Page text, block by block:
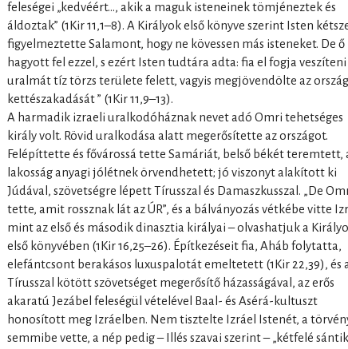
feleségei „kedvéért…, akik a maguk isteneinek tömjéneztek és
áldoztak” (1Kir 11,1–8). A Királyok első könyve szerint Isten
figyelmeztette Salamont, hogy ne kövessen más isteneket. De ő
hagyott fel ezzel, s ezért Isten tudtára adta: fia el fogja veszíteni
uralmát tíz törzs területe felett, vagyis megjövendölte az ország
kettészakadását ” (1Kir 11,9–13).
A harmadik izraeli uralkodóháznak nevet adó Omri tehetséges
király volt. Rövid uralkodása alatt megerősítette az országot.
Felépíttette és fővárossá tette Samáriát, belső békét teremtett,
lakosság anyagi jólétnek örvendhetett; jó viszonyt alakított ki
Júdával, szövetségre lépett Tírusszal és Damaszkusszal. „De
tette, amit rossznak lát az ÚR”, és a bálványozás vétkébe vitte
mint az első és második dinasztia királyai – olvashatjuk a
első könyvében (1Kir 16,25–26). Építkezéseit fia, Aháb folytatta,
elefántcsont berakásos luxuspalotát emeltetett (1Kir 22,39), és a
Tírusszal kötött szövetséget megerősítő házasságával, az erős
akaratú Jezábel feleségül vételével Baal- és Asérá-kultuszt
honosított meg Izráelben. Nem tisztelte Izráel Istenét, a
semmibe vette, a nép pedig – Illés szavai szerint – „kétfelé